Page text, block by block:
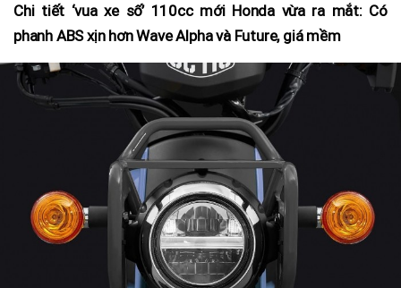
Chi tiết ‘vua xe số’ 110cc mới Honda vừa ra mắt: Có
phanh ABS xịn hơn Wave Alpha và Future, giá mềm